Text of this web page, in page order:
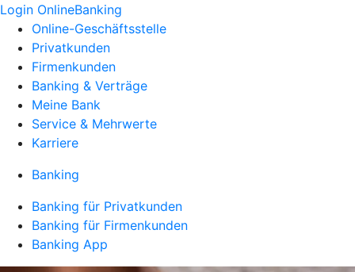
Login OnlineBanking
Online-Geschäftsstelle
Privatkunden
Firmenkunden
Banking & Verträge
Meine Bank
Service & Mehrwerte
Karriere
Banking
Banking für Privatkunden
Banking für Firmenkunden
Banking App